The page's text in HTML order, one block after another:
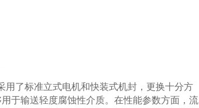
了标准立式电机和快装式机封，更换十分方
于输送轻度腐蚀性介质。在性能参数方面，流